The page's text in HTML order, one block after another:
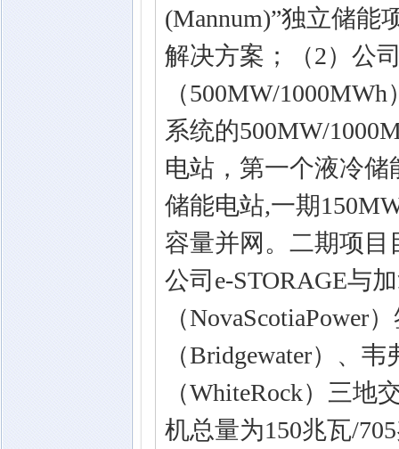
(Mannum)”独立储能
解决方案；（2）公
（500MW/
系统的500MW/
电站，第一个液冷
储能电站,一期
容量并网。二期项
公司e-STORAGE与
（
（Bridgewater）、
（WhiteRock）三
机总量为150兆瓦/